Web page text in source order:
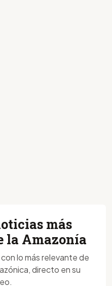
más
la Amazonía
lo más relevante de
directo en su